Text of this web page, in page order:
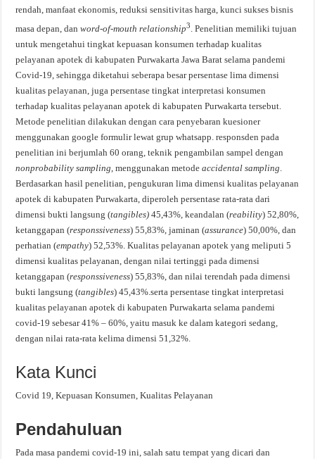
rendah, manfaat ekonomis, reduksi sensitivitas harga, kunci sukses bisnis
masa depan, danword-of-mouth relationship3. Penelitian memiliki tujuan
untuk mengetahui tingkat kepuasan konsumen terhadap kualitas
pelayanan apotek di kabupaten Purwakarta Jawa Barat selama pandemi
Covid-19, sehingga diketahui seberapa besar persentase lima dimensi
kualitas pelayanan, juga persentase tingkat interpretasi konsumen
terhadap kualitas pelayanan apotek di kabupaten Purwakarta tersebut.
Metode penelitian dilakukan dengan cara penyebaran kuesioner
menggunakan google formulir lewat grup whatsapp. responsden pada
penelitian ini berjumlah 60 orang, teknik pengambilan sampel dengan
nonprobability sampling, menggunakan metodeaccidental sampling.
Berdasarkan hasil penelitian, pengukuran lima dimensi kualitas pelayanan
apotek di kabupaten Purwakarta, diperoleh persentase rata-rata dari
dimensi bukti langsung (tangibles) 45,43%, keandalan (reability) 52,80%,
ketanggapan (responssiveness) 55,83%, jaminan (assurance) 50,00%, dan
perhatian (empathy) 52,53%. Kualitas pelayanan apotek yang meliputi 5
dimensi kualitas pelayanan, dengan nilai tertinggi pada dimensi
ketanggapan (responssiveness) 55,83%, dan nilai terendah pada dimensi
bukti langsung (tangibles) 45,43%.serta persentase tingkat interpretasi
kualitas pelayanan apotek di kabupaten Purwakarta selama pandemi
covid-19 sebesar 41% – 60%, yaitu masuk ke dalam kategori sedang,
dengan nilai rata-rata kelima dimensi 51,32%.
Kata Kunci
Covid 19, Kepuasan Konsumen, Kualitas Pelayanan
Pendahuluan
Pada masa pandemi covid-19 ini, salah satu tempat yang dicari dan